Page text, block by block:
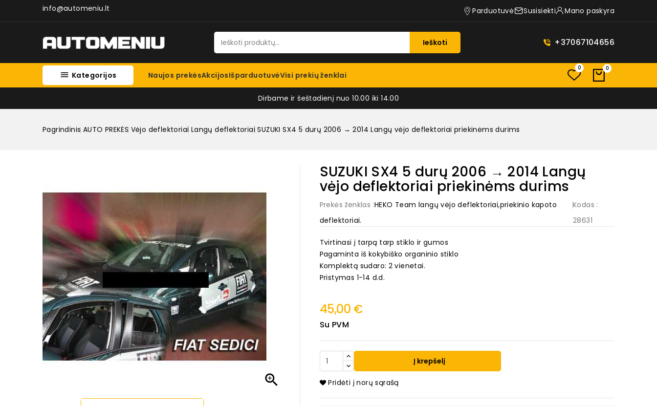
info@automeniu.lt Parduotuvė Susisiekti Mano paskyra
Ieškoti +37067104656
 Kategorijos Naujos prekėsAkcijosIšparduotuvėVisi prekių ženklai
0 0
Dirbame ir šeštadienį nuo 10.00 iki 14.00
Pagrindinis AUTO PREKĖS Vėjo deflektoriai Langų deflektoriai SUZUKI SX4 5 durų 2006 → 2014 Langų vėjo deflektoriai priekinėms durims

SUZUKI SX4 5 durų 2006 → 2014 Langų
vėjo deflektoriai priekinėms durims
Prekės ženklas :HEKO Team langų vėjo deflektoriai,priekinio kapoto
deflektoriai.
Kodas :
28631
Tvirtinasi į tarpą tarp stiklo ir gumos
Pagaminta iš kokybiško organinio stiklo
Komplektą sudaro: 2 vienetai.
Pristymas 1-14 d.d.
45,00 €
Su PVM
Į krepšelį
Pridėti į norų sąrašą